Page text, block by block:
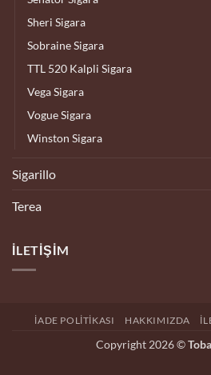
Sheri Sigara
Sobraine Sigara
TTL 520 Kalpli Sigara
Vega Sigara
Vogue Sigara
Winston Sigara
Sigarillo
Terea
İLETIŞIM
İADE POLITIKASI HAKKIMIZDA
Copyright 2026 ©